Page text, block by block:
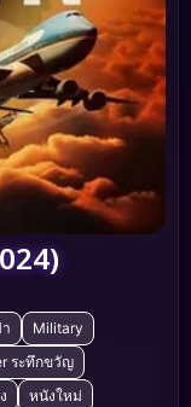
Military
ระทึกขวัญ
หนังใหม่